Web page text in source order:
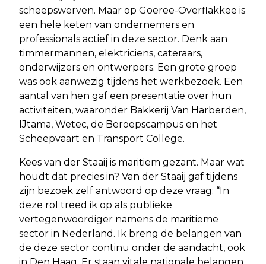
scheepswerven. Maar op Goeree-Overflakkee is
een hele keten van ondernemers en
professionals actief in deze sector. Denk aan
timmermannen, elektriciens, cateraars,
onderwijzers en ontwerpers. Een grote groep
was ook aanwezig tijdens het werkbezoek. Een
aantal van hen gaf een presentatie over hun
activiteiten, waaronder Bakkerij Van Harberden,
IJtama, Wetec, de Beroepscampus en het
Scheepvaart en Transport College.
Kees van der Staaij is maritiem gezant. Maar wat
houdt dat precies in? Van der Staaij gaf tijdens
zijn bezoek zelf antwoord op deze vraag: “In
deze rol treed ik op als publieke
vertegenwoordiger namens de maritieme
sector in Nederland. Ik breng de belangen van
de deze sector continu onder de aandacht, ook
in Den Haag. Er staan vitale nationale belangen